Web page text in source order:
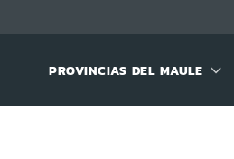
PROVINCIAS DEL MAULE